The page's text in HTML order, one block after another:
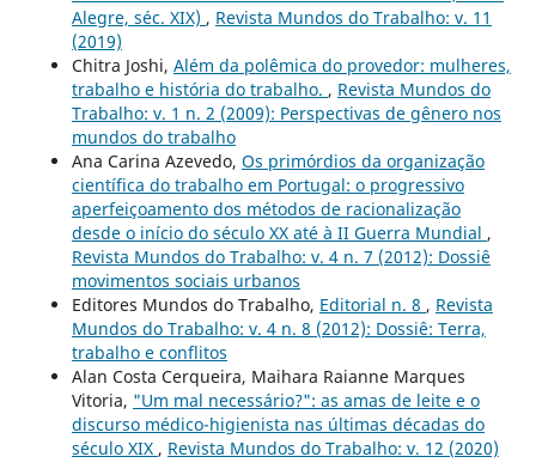
Alegre, séc. XIX) , Revista Mundos do Trabalho: v. 11
(2019)
Chitra Joshi, Além da polêmica do provedor: mulheres,
trabalho e história do trabalho. , Revista Mundos do
Trabalho: v. 1 n. 2 (2009): Perspectivas de gênero nos
mundos do trabalho
Ana Carina Azevedo, Os primórdios da organização
científica do trabalho em Portugal: o progressivo
aperfeiçoamento dos métodos de racionalização
desde o início do século XX até à II Guerra Mundial ,
Revista Mundos do Trabalho: v. 4 n. 7 (2012): Dossiê
movimentos sociais urbanos
Editores Mundos do Trabalho, Editorial n. 8 , Revista
Mundos do Trabalho: v. 4 n. 8 (2012): Dossiê: Terra,
trabalho e conflitos
Alan Costa Cerqueira, Maihara Raianne Marques
Vitoria, "Um mal necessário?": as amas de leite e o
discurso médico-higienista nas últimas décadas do
século XIX , Revista Mundos do Trabalho: v. 12 (2020)